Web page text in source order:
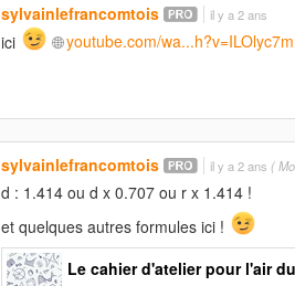
sylvainlefrancomtois il y a 2 ans
ici youtube.com/
sylvainlefrancomtois il y a 2 ans (
d : 1.414 ou d x 0.707 ou r x 1.414 !
et quelques autres formules ici !
Le cahier d'atelier pour l'air